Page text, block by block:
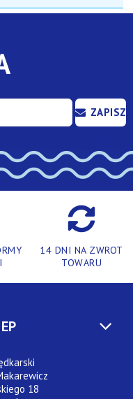
ZAPISZ
14 DNI NA ZWROT
TOWARU
18